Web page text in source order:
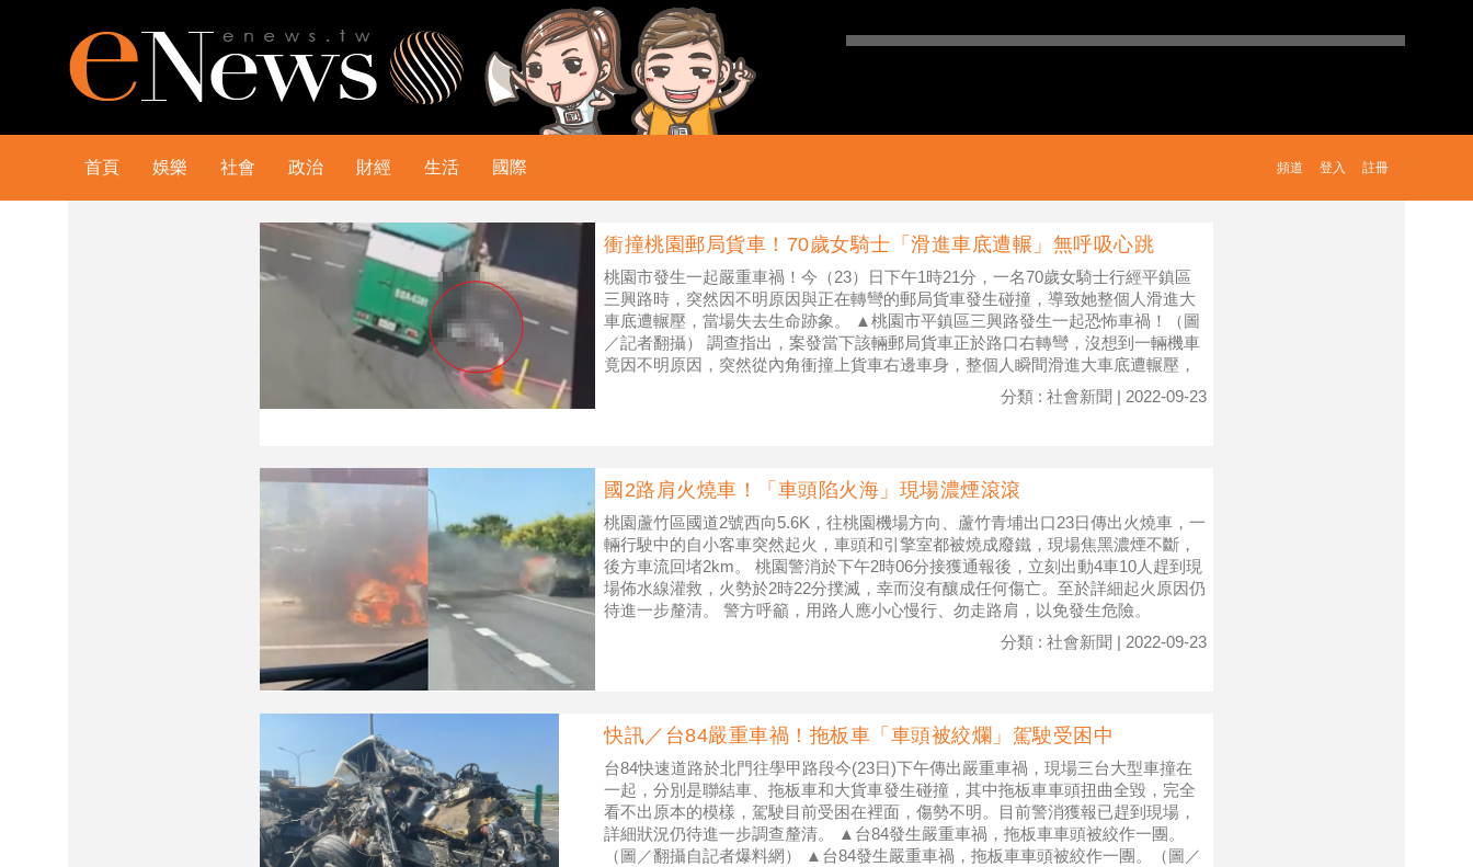
首頁 娛樂 社會 政治 財經 生活 國際 註冊
登入
頻道
衝撞桃園郵局貨車！70歲女騎士「滑進車底遭輾」無呼吸心跳
桃園市發生一起嚴重車禍！今（23）日下午1時21分，一名70歲女騎士行經平鎮區
三興路時，突然因不明原因與正在轉彎的郵局貨車發生碰撞，導致她整個人滑進大
車底遭輾壓，當場失去生命跡象。 ▲桃園市平鎮區三興路發生一起恐怖車禍！（圖
／記者翻攝） 調查指出，案發當下該輛郵局貨車正於路口右轉彎，沒想到一輛機車
竟因不明原因，突然從內角衝撞上貨車右邊車身，整個人瞬間滑進大車底遭輾壓，
分類 : 社會新聞 | 2022-09-23
國2路肩火燒車！「車頭陷火海」現場濃煙滾滾
桃園蘆竹區國道2號西向5.6K，往桃園機場方向、蘆竹青埔出口23日傳出火燒車，一
輛行駛中的自小客車突然起火，車頭和引擎室都被燒成廢鐵，現場焦黑濃煙不斷，
後方車流回堵2km。 桃園警消於下午2時06分接獲通報後，立刻出動4車10人趕到現
場佈水線灌救，火勢於2時22分撲滅，幸而沒有釀成任何傷亡。至於詳細起火原因仍
待進一步釐清。 警方呼籲，用路人應小心慢行、勿走路肩，以免發生危險。
分類 : 社會新聞 | 2022-09-23
快訊／台84嚴重車禍！拖板車「車頭被絞爛」駕駛受困中
台84快速道路於北門往學甲路段今(23日)下午傳出嚴重車禍，現場三台大型車撞在
一起，分別是聯結車、拖板車和大貨車發生碰撞，其中拖板車車頭扭曲全毀，完全
看不出原本的模樣，駕駛目前受困在裡面，傷勢不明。目前警消獲報已趕到現場，
詳細狀況仍待進一步調查釐清。 ▲台84發生嚴重車禍，拖板車車頭被絞作一團。
（圖／翻攝自記者爆料網） ▲台84發生嚴重車禍，拖板車車頭被絞作一團。（圖／